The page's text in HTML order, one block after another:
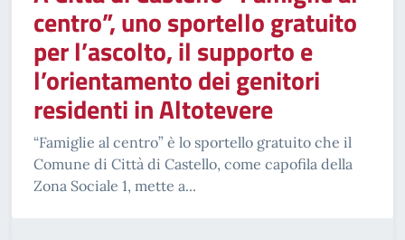
centro”, uno sportello gratuito
per l’ascolto, il supporto e
l’orientamento dei genitori
residenti in Altotevere
“Famiglie al centro” è lo sportello gratuito che il
Comune di Città di Castello, come capofila della
Zona Sociale 1, mette a...